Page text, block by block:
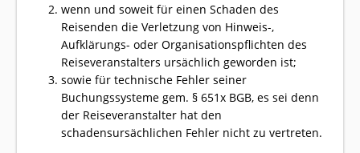
wenn und soweit für einen Schaden des
Reisenden die Verletzung von Hinweis-,
Aufklärungs- oder Organisationspflichten des
Reiseveranstalters ursächlich geworden ist;
sowie für technische Fehler seiner
Buchungssysteme gem. § 651x BGB, es sei denn
der Reiseveranstalter hat den
schadensursächlichen Fehler nicht zu vertreten.